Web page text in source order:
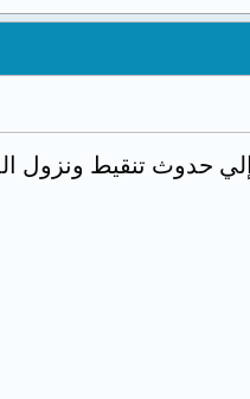
حدوث تنقيط ونزول